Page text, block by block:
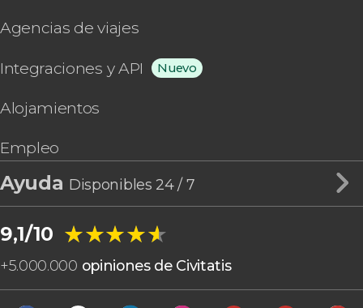
Agencias de viajes
Integraciones y API Nuevo
Alojamientos
Empleo
Ayuda Disponibles 24 / 7
9,1/10 ★★★★★
★★★★★
+5.000.000 opiniones de Civitatis